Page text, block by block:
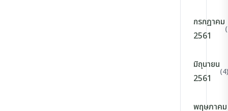
กรกฎาคม
2561
มิถุนายน
2561
(4)
พฤษภาคม